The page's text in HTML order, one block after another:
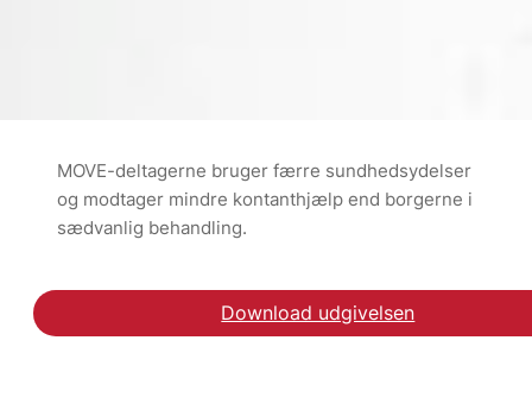
MOVE-deltagerne bruger færre sundhedsydelser
og modtager mindre kontanthjælp end borgerne i
sædvanlig behandling.
Download udgivelsen
Hent rapporten